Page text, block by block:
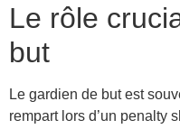
Le rôle
but
Le gardien de but est
rempart lors d’un penalty